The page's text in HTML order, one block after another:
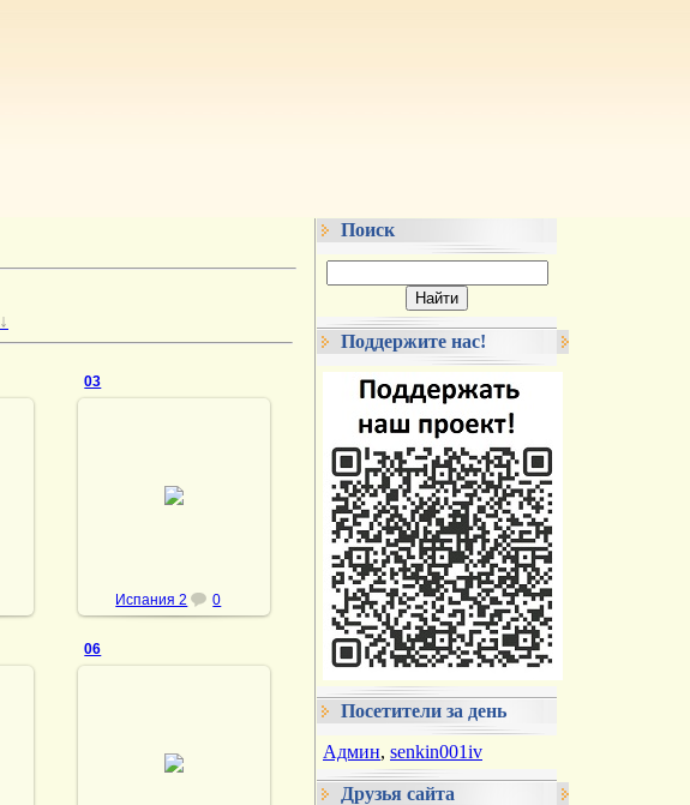
03
Испания 2 0
06
Поиск
Поддержите нас!
Посетители за день
Админ, senkin001iv
Друзья сайта